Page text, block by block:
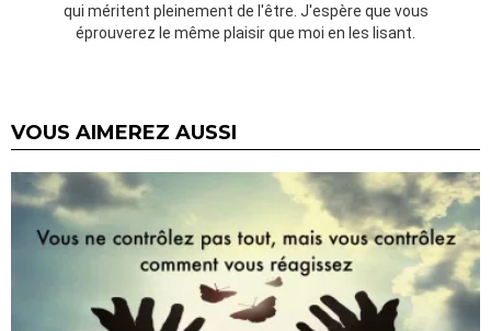
qui méritent pleinement de l'être. J'espère que vous
éprouverez le même plaisir que moi en les lisant.
VOUS AIMEREZ AUSSI